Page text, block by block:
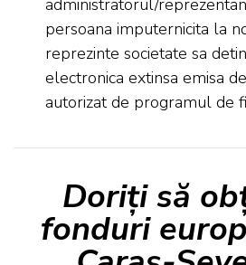
administratorul/
persoana imputernicita la
reprezinte societate sa
electronica extinsa emisa
autorizat de programul de
Doriți să
fonduri